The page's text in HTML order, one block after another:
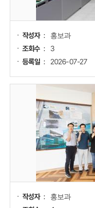
작성자 홍보과
조회수 3
등록일 2026-07-27
작성자 홍보과